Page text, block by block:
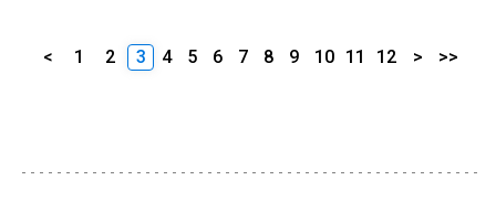
< 1 2 3 4 5 6 7 8 9 10 11 12 > >>